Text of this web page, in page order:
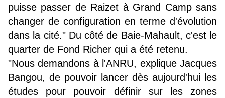
puisse passer de Raizet à Grand Camp sans
changer de configuration en terme d'évolution
dans la cité." Du côté de Baie-Mahault, c'est le
quarter de Fond Richer qui a été retenu.
"Nous demandons à l'ANRU, explique Jacques
Bangou, de pouvoir lancer dès aujourd'hui les
études pour pouvoir définir sur les zones